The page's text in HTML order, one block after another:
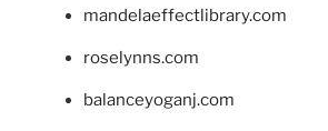
mandelaeffectlibrary.com
roselynns.com
balanceyoganj.com